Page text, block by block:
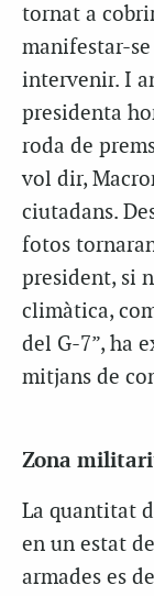
tornat a
manifestar-
intervenir. I
presidenta
roda de
vol dir,
ciutadans.
fotos
president, si
climàtica,
del G-7”, ha
mitjans de
Zona
La quantitat
en un estat
armades es